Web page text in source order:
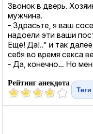
Звонок в дверь.
мужчина.
- Здрасьте, я ваш
надоели эти ваши
Ещё! Да!.." и так
себя во время cекcа
- Да, конечно... Но
Рейтинг анекдота